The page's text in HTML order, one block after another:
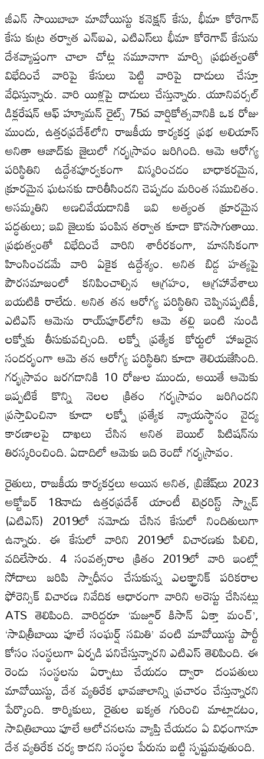
జీఎన్ సాయిబాబా మావోయిస్టు కనెక్షన్ కేసు, భీమా కోరెగావ్
కేసు కుట్ర తర్వాత ఎన్‌ఐఎ, ఎటిఎస్‌లు భీమా కోరెగావ్ కేసును
దేశవ్యాప్తంగా చాలా చోట్ల నమూనాగా మార్చి ప్రభుత్వంతో
విభేదించే వారిపై కేసులు పెట్టి వారిపై దాడులు చేస్తూ
వేధిస్తున్నారు. వారి యిళ్లపై దాడులు చేస్తున్నారు. యూనివర్సల్
డిక్లరేషన్ ఆఫ్ హ్యూమన్ రైట్స్ 75వ వార్షికోత్సవానికి ఒక రోజు
ముందు, ఉత్తరప్రదేశ్‌లోని రాజకీయ కార్యకర్త ప్రభ అలియాస్
అనితా ఆజాద్‌కు జైలులో గర్భస్రావం జరిగింది. ఆమె ఆరోగ్య
పరిస్థితిని ఉద్దేశపూర్వకంగా విస్మరించడం బాధాకరమైన,
క్రూరమైన ఘటనకు దారితీసిందని చెప్పడం మరింత సముచితం.
అసమ్మతిని అణచివేయడానికి ఇవి అత్యంత క్రూరమైన
పద్ధతులు; ఇవి జైలుకు పంపిన తర్వాత కూడా కొనసాగుతాయి.
ప్రభుత్వంతో విభేదించే వారిని శారీరకంగా, మానసికంగా
హింసించడమే వారి ఏకైక ఉద్దేశ్యం. అనిత బిడ్డ హత్యపై
పౌరసమాజంలో కనిపించాల్సిన ఆగ్రహం, ఆగ్రహావేశాలు
బయటికి రాలేదు. అనిత తన ఆరోగ్య పరిస్థితిని చెప్పినప్పటికీ,
ఎటిఎస్ ఆమెను రాయ్‌పూర్‌లోని ఆమె తల్లి ఇంటి నుండి
లక్నోకు తీసుకువచ్చింది. లక్నో ప్రత్యేక కోర్టులో హాజరైన
సందర్భంగా ఆమె తన ఆరోగ్య పరిస్థితిని కూడా తెలియజేసింది.
గర్భస్రావం జరగడానికి 10 రోజుల ముందు, అయితే ఆమెకు
ఇప్పటికే కొన్ని నెలల క్రితం గర్భస్రావం జరిగిందని
ప్రస్తావించినా కూడా లక్నో ప్రత్యేక న్యాయస్థానం వైద్య
కారణాలపై దాఖలు చేసిన అనిత బెయిల్ పిటిషన్‌ను
తిరస్కరించింది. ఏడాదిలో ఆమెకు ఇది రెండో గర్భస్రావం.
రైతులు, రాజకీయ కార్యకర్తలు అయిన అనిత, బ్రిజేష్‌లు 2023
అక్టోబర్ 18నాడు ఉత్తరప్రదేశ్ యాంటీ టెర్రరిస్ట్ స్క్వాడ్
(ఎటిఎస్) 2019లో నమోదు చేసిన కేసులో నిందితులుగా
ఉన్నారు. ఈ కేసులో వారిని 2019లో విచారణకు పిలిచి,
వదిలేసారు. 4 సంవత్సరాల క్రితం 2019లో వారి ఇంట్లో
సోదాలు జరిపి స్వాధీనం చేసుకున్న ఎలక్ట్రానిక్ పరికరాల
ఫోరెన్సిక్ విచారణ నివేదిక ఆధారంగా వారిని అరెస్టు చేసినట్లు
ATS తెలిపింది. వారిద్దరూ ‘మజ్దూర్ కిసాన్ ఏక్తా మంచ్’,
‘సావిత్రీబాయి ఫూలే సంఘర్ష్ సమితి’ వంటి మావోయిస్టు పార్టీ
కోసం సంస్థలుగా ఏర్పడి పనిచేస్తున్నారని ఎటిఎస్ తెలిపింది. ఈ
రెండు సంస్థలను ఏర్పాటు చేయడం ద్వారా దంపతులు
మావోయిస్టు, దేశ వ్యతిరేక భావజాలాన్ని ప్రచారం చేస్తున్నారని
పేర్కొంది. కార్మికులు, రైతుల ఐక్యత గురించి మాట్లాడటం,
సావిత్రిబాయి ఫూలే ఆలోచనలను వ్యాప్తి చేయడం ఏ విధంగానూ
దేశ వ్యతిరేక చర్య కాదని సంస్థల పేరును బట్టి స్పష్టమవుతుంది.